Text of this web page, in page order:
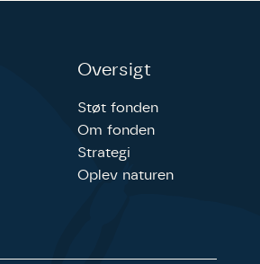
Oversigt
Støt fonden
Om fonden
Strategi
Oplev naturen